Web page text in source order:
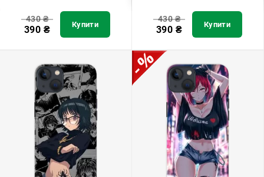
430₴
390 ₴ Купити
430₴
390 ₴ Купити